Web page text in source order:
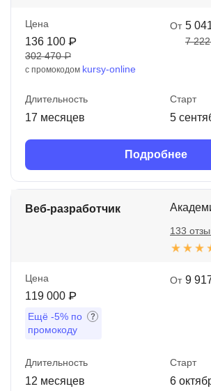
Цена
136 100 ₽
302 470 ₽
с промокодом kursy-online
От 5
7
Длительность
17 месяцев
Старт
5
Подробнее
Веб-разработчик
133
Цена
119 000 ₽
Ещё -5% по
промокоду
От 9
Длительность
12 месяцев
Старт
6